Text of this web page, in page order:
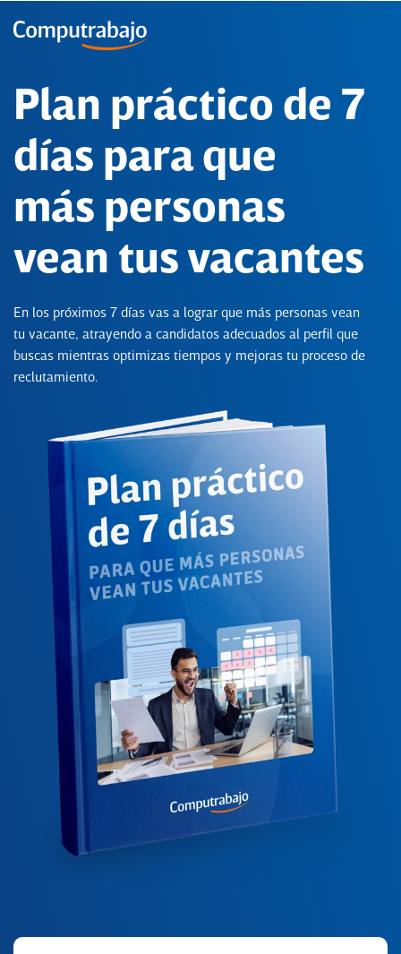
Plan práctico de 7
días para que
más personas
vean tus vacantes
En los próximos 7 días vas a lograr que más personas vean
tu vacante, atrayendo a candidatos adecuados al perfil que
buscas mientras optimizas tiempos y mejoras tu proceso de
reclutamiento.